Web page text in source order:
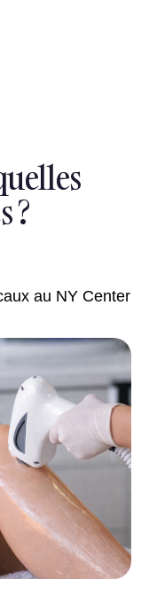
?
au NY Center